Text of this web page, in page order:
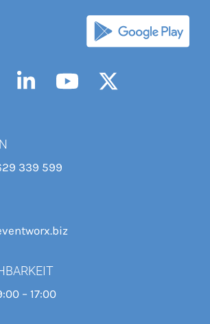
LinkedIn
YouTubeTwitter
339 599
– 17:00